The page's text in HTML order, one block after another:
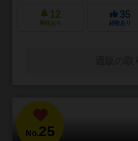
12
興味あり
35
経験あり
No.25